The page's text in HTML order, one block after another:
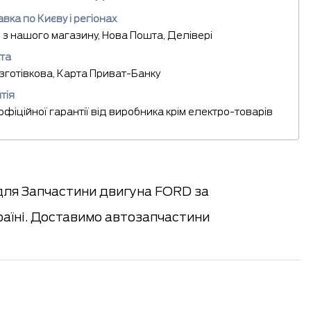
по Києву і регіонах
з нашого магазину, Нова Пошта, Делівері
Карта Приват-Банку
гарантії від виробника крім електро-товарів
Запчастини двигуна FORD за
Доставимо автозапчастини